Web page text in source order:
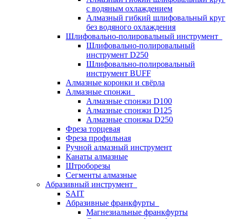
с водяным охлаждением
Алмазный гибкий шлифовальный круг
без водяного охлаждения
Шлифовально-полировальный инструмент
Шлифовально-полировальный
инструмент D250
Шлифовально-полировальный
инструмент BUFF
Алмазные коронки и свёрла
Алмазные спонжи
Алмазные спонжи D100
Алмазные спонжи D125
Алмазные спонжы D250
Фреза торцевая
Фреза профильная
Ручной алмазный инструмент
Канаты алмазные
Штроборезы
Сегменты алмазные
Абразивный инструмент
SAIT
Абразивные франкфурты
Магнезиальные франкфурты